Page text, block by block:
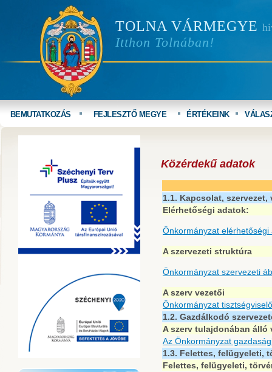
TOLNA VÁRMEGYE
Itthon Tolnában!
BEMUTATKOZÁS FEJLESZTŐ MEGYE ÉRTÉKEINK
Közérdekű adatok
1.1. Kapcsolat, szervezet,
Elérhetőségi adatok:
Önkormányzat elérhetőségi
A szervezeti struktúra
Önkormányzat szervezeti
A szerv vezetői
Önkormányzat
1.2. Gazdálkodó
A szerv tulajdonában álló
Az Önkormányzat
1.3. Felettes, felügyeleti,
Felettes, felügyeleti,